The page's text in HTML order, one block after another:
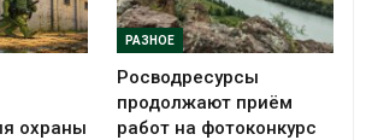
охраны
РАЗНОЕ
Росводресурсы
продолжают приём
работ на фотоконкурс